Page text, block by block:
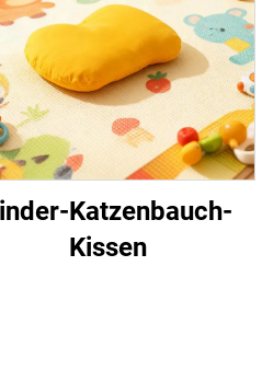
Katzenbauch-
Kissen